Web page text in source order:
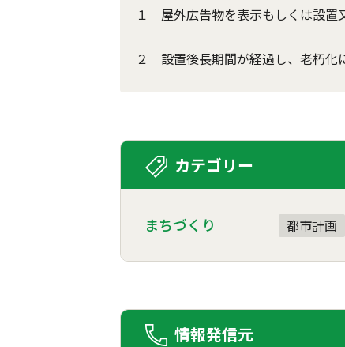
１ 屋外広告物を表示もしくは設置
２ 設置後長期間が経過し、老朽化
カテゴリー
まちづくり 都市計画
情報発信元